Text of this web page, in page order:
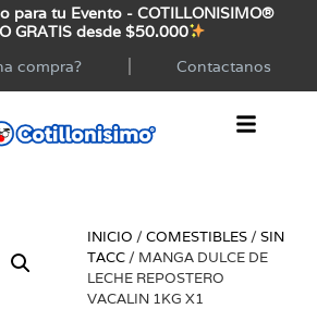
para tu Evento - COTILLONISIMO®
GRATIS desde $50.000
compra?
Contactanos
INICIO /COMESTIBLES /SIN
TACC / MANGA DULCE DE
LECHE REPOSTERO
VACALIN 1KG X1